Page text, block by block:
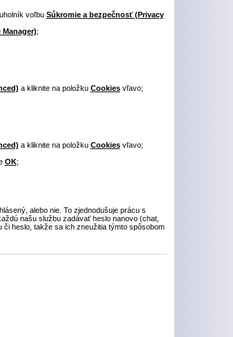
voľbu Súkromie a bezpečnosť (Privacy
;
a kliknite na položku Cookiesvľavo;
a kliknite na položku Cookiesvľavo;
OK;
alebo nie. To zjednodušuje prácu s
našu službu zadávať heslo nanovo (chat,
či heslo, takže sa ich zneužitia týmto spôsobom